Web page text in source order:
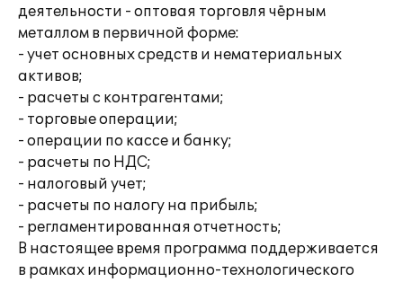
деятельности - оптовая торговля чёрным
металлом в первичной форме:
- учет основных средств и нематериальных
активов;
- расчеты с контрагентами;
- торговые операции;
- операции по кассе и банку;
- расчеты по НДС;
- налоговый учет;
- расчеты по налогу на прибыль;
- регламентированная отчетность;
В настоящее время программа поддерживается
в рамках информационно-технологического